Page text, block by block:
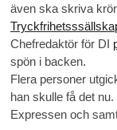
även ska skriva
Chefredaktör för DI
spön i backen.
Flera personer
han skulle få det
Expressen och